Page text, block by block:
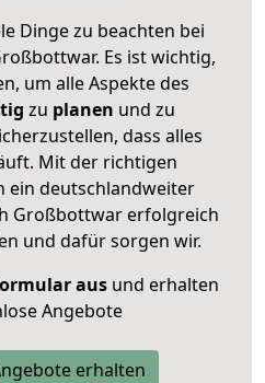
Dinge zu beachten bei
Es ist wichtig,
um alle Aspekte des
zu planen und zu
dass alles
Mit der richtigen
ein deutschlandweiter
Großbottwar erfolgreich
und dafür sorgen wir.
ausund erhalten
Angebote
erhalten